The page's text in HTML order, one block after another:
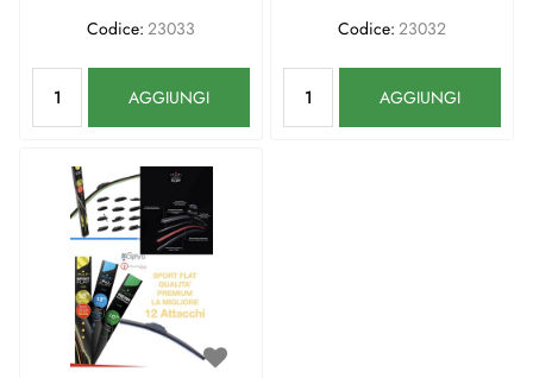
Codice: 23033
AGGIUNGI
Codice: 23032
AGGIUNGI